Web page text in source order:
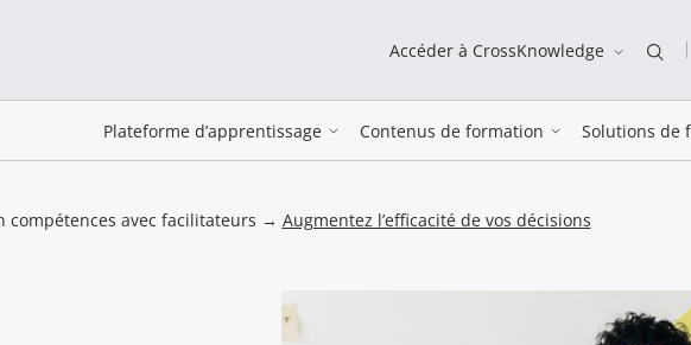
Accéder à CrossKnowledge
Plateforme d’apprentissage Contenus de formation Solutions de
compétences avec facilitateurs → Augmentez l’efficacité de vos décisions